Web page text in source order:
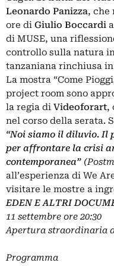
Leonardo Panizza, che
ore di Giulio Boccardi
di MUSE, una
controllo sulla natura
tanzaniana rinchiusa
La mostra “Come
project room sono
la regia di Videoforart,
nel corso della serata.
“Noi siamo il diluvio. Il
per affrontare la crisi
contemporanea”
all’esperienza di We
visitare le mostre a
EDEN E ALTRI
11 settembre ore 20:30
Apertura straordinaria
Programma